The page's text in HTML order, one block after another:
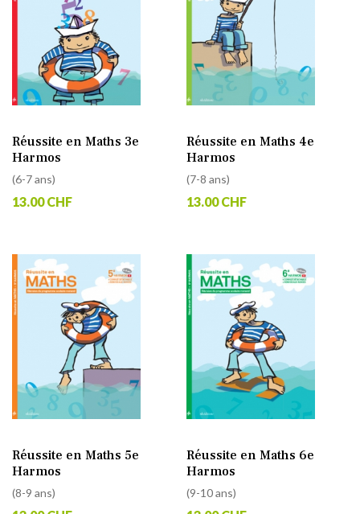
Réussite en Maths 3e
Harmos
(6-7 ans)
13.00 CHF
Réussite en Maths 4e
Harmos
(7-8 ans)
13.00 CHF
Réussite en Maths 5e
Harmos
(8-9 ans)
Réussite en Maths 6e
Harmos
(9-10 ans)